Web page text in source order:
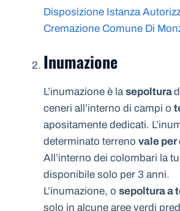
Disposizione Istanza
Cremazione Comune Di
Inumazione
L’inumazione è lasepoltura
ceneri all’interno di campi o
apositamente dedicati.
determinato terreno vale per
All’interno dei colombari la
disponibile solo per 3 anni.
L’inumazione, o sepoltura a
solo in alcune aree verdi